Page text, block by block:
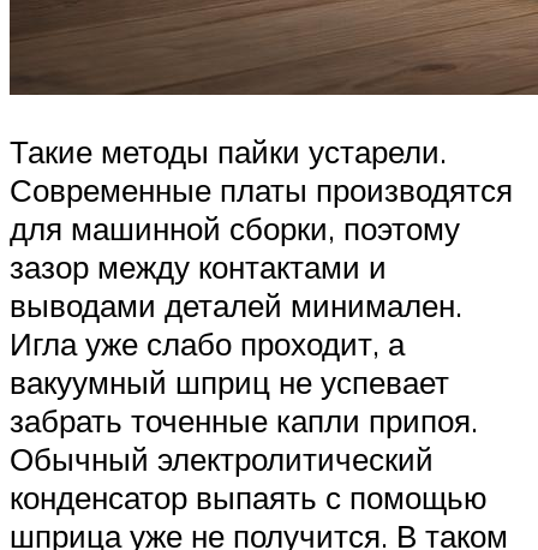
Такие методы пайки устарели.
Современные платы производятся
для машинной сборки, поэтому
зазор между контактами и
выводами деталей минимален.
Игла уже слабо проходит, а
вакуумный шприц не успевает
забрать точенные капли припоя.
Обычный электролитический
конденсатор выпаять с помощью
шприца уже не получится. В таком